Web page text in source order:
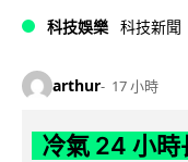
科技娛樂 科技新聞
arthur 17 小時
冷氣 24 小時